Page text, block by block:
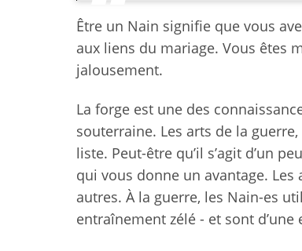
Être un Nain signifie que vous
aux liens du mariage. Vous êtes
jalousement.
La forge est une des
souterraine. Les arts de la
liste. Peut-être qu’il s’agit d’un
qui vous donne un avantage.
autres. À la guerre, les Nain-es
entraînement zélé - et sont